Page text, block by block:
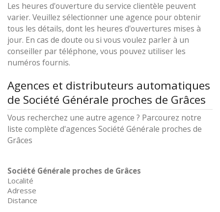
Les heures d'ouverture du service clientèle peuvent
varier. Veuillez sélectionner une agence pour obtenir
tous les détails, dont les heures d'ouvertures mises à
jour. En cas de doute ou si vous voulez parler à un
conseiller par téléphone, vous pouvez utiliser les
numéros fournis.
Agences et distributeurs automatiques
de Société Générale proches de Grâces
Vous recherchez une autre agence ? Parcourez notre
liste complète d'agences Société Générale proches de
Grâces
Société Générale proches de Grâces
Localité
Adresse
Distance